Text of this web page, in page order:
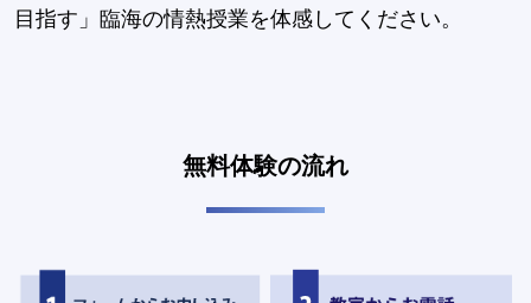
目指す」臨海の情熱授業を体感してください。
無料体験の流れ